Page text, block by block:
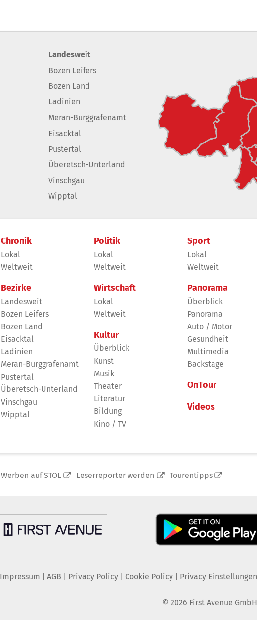
Landesweit
Bozen Leifers
Bozen Land
Ladinien
Meran-Burggrafenamt
Eisacktal
Pustertal
Überetsch-Unterland
Vinschgau
Wipptal
Chronik
Lokal
Weltweit
Bezirke
Landesweit
Bozen Leifers
Bozen Land
Eisacktal
Ladinien
Meran-Burggrafenamt
Pustertal
Überetsch-Unterland
Vinschgau
Wipptal
Politik
Lokal
Weltweit
Wirtschaft
Lokal
Weltweit
Kultur
Überblick
Kunst
Musik
Theater
Literatur
Bildung
Kino / TV
Sport
Lokal
Weltweit
Panorama
Überblick
Panorama
Auto / Motor
Gesundheit
Multimedia
Backstage
OnTour
Videos
Werben auf STOL Leserreporter werden Tourentipps
Impressum AGB Privacy Policy| Cookie Policy| Privacy Einstellungen
© 2026 First Avenue GmbH